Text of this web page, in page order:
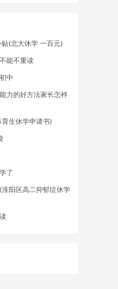
(北大休学 一百元)
能不重读
中
力的好方法家长怎样
生休学申请书)
了
阳区高二抑郁症休学